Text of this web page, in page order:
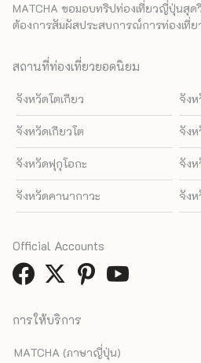
MATCHA ขอมอบทริปท่องเที่ยวญี่ปุ่นสุด
ต้องการสัมผัสประสบการณ์การท่องเที่
สถานที่ท่องเที่ยวยอดนิยม
จังหวัดโตเกียว จัง
จังหวัดเกียวโต จัง
จังหวัดฟุกุโอกะ จัง
จังหวัดคานากาวะ จัง
การให้บริการ
MATCHA (ภาษาญี่ปุ่น)
Official Accounts